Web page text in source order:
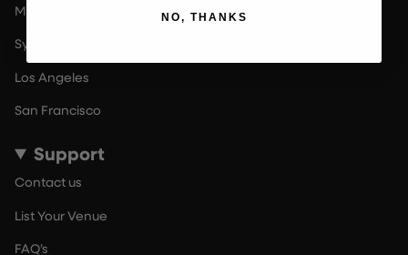
Melbourne
Sydney
Los Angeles
San Francisco
Support
Contact us
List Your Venue
FAQ’s
NO, THANKS